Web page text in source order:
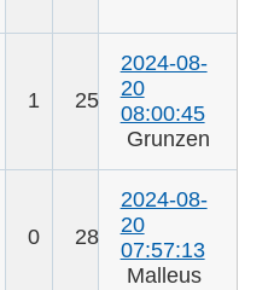
1 25
2024-08-
20
08:00:45
Grunzen
0 28
2024-08-
20
07:57:13
Malleus